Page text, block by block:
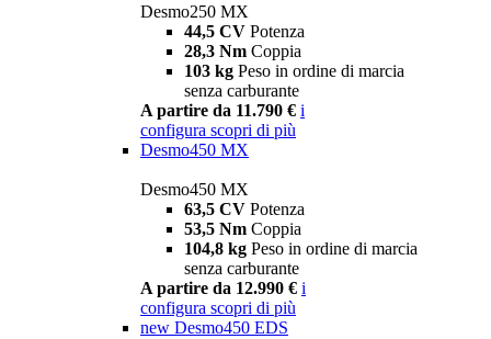
Desmo250 MX
44,5 CV Potenza
28,3 Nm Coppia
103 kg Peso in ordine di marcia
senza carburante
A partire da 11.790 € i
configura scopri di più
Desmo450 MX
Desmo450 MX
63,5 CV Potenza
53,5 Nm Coppia
104,8 kg Peso in ordine di marcia
senza carburante
A partire da 12.990 € i
configura scopri di più
new Desmo450 EDS